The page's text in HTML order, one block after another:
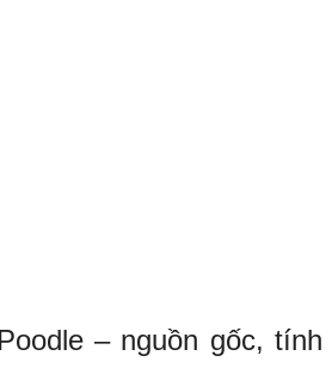
– nguồn gốc, tính